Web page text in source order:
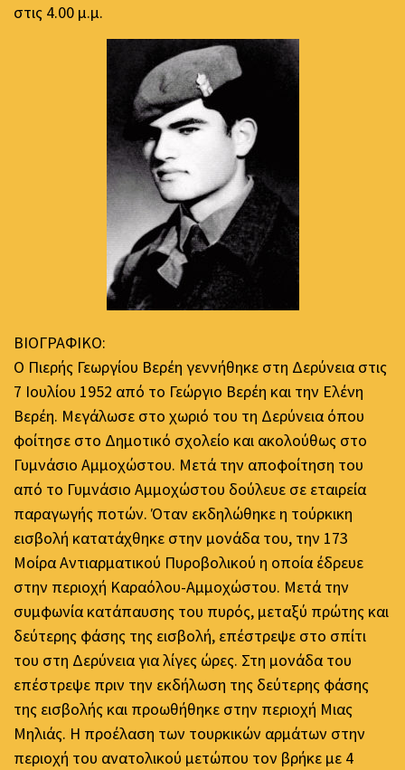
στις 4.00 μ.μ.
ΒΙΟΓΡΑΦΙΚΟ:
Ο Πιερής Γεωργίου Βερέη γεννήθηκε στη Δερύνεια στις
7 Ιουλίου 1952 από το Γεώργιο Βερέη και την Ελένη
Βερέη. Μεγάλωσε στο χωριό του τη Δερύνεια όπου
φοίτησε στο Δημοτικό σχολείο και ακολούθως στο
Γυμνάσιο Αμμοχώστου. Μετά την αποφοίτηση του
από το Γυμνάσιο Αμμοχώστου δούλευε σε εταιρεία
παραγωγής ποτών. Όταν εκδηλώθηκε η τούρκικη
εισβολή κατατάχθηκε στην μονάδα του, την 173
Μοίρα Αντιαρματικού Πυροβολικού η οποία έδρευε
στην περιοχή Καραόλου-Αμμοχώστου. Μετά την
συμφωνία κατάπαυσης του πυρός, μεταξύ πρώτης και
δεύτερης φάσης της εισβολή, επέστρεψε στο σπίτι
του στη Δερύνεια για λίγες ώρες. Στη μονάδα του
επέστρεψε πριν την εκδήλωση της δεύτερης φάσης
της εισβολής και προωθήθηκε στην περιοχή Μιας
Μηλιάς. Η προέλαση των τουρκικών αρμάτων στην
περιοχή του ανατολικού μετώπου τον βρήκε με 4